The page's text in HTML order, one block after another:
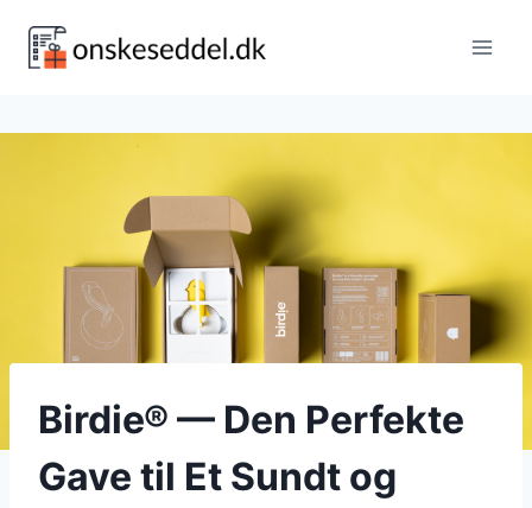
Birdie® — Den Perfekte
Gave til Et Sundt og